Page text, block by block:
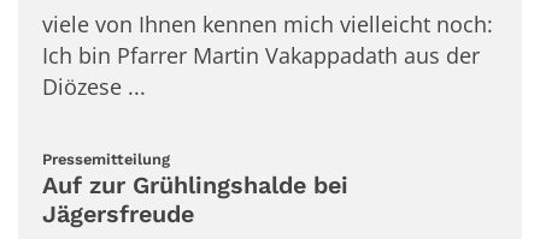
viele von Ihnen kennen mich vielleicht noch:
Ich bin Pfarrer Martin Vakappadath aus der
Diözese ...
Pressemitteilung:
Auf zur Grühlingshalde bei
Jägersfreude